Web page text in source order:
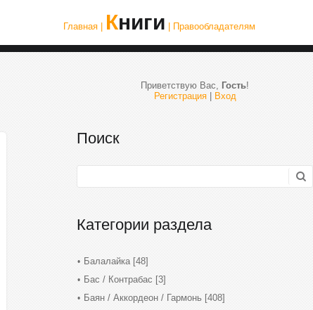
Главная | Книги | Правообладателям
Приветствую Вас, Гость!
Регистрация| Вход
Поиск
Категории раздела
Балалайка [48]
Бас / Контрабас [3]
Баян / Аккордеон / Гармонь [408]